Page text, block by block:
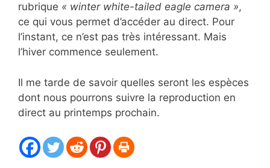
rubrique « winter white-tailed eagle camera »,
ce qui vous permet d’accéder au direct. Pour
l’instant, ce n’est pas très intéressant. Mais
l’hiver commence seulement.
Il me tarde de savoir quelles seront les espèces
dont nous pourrons suivre la reproduction en
direct au printemps prochain.